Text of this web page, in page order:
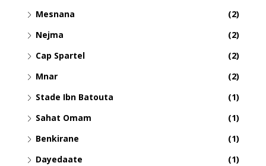
Mesnana
(2)
Nejma
(2)
Cap Spartel
(2)
Mnar
(2)
Stade Ibn Batouta
(1)
Sahat Omam
(1)
Benkirane
(1)
Dayedaate
(1)